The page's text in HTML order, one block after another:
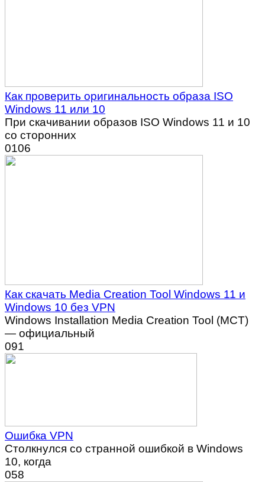
Как проверить оригинальность образа ISO
Windows 11 или 10
При скачивании образов ISO Windows 11 и 10
со сторонних
0106
Как скачать Media Creation Tool Windows 11 и
Windows 10 без VPN
Windows Installation Media Creation Tool (MCT)
— официальный
091
Ошибка VPN
Столкнулся со странной ошибкой в Windows
10, когда
058